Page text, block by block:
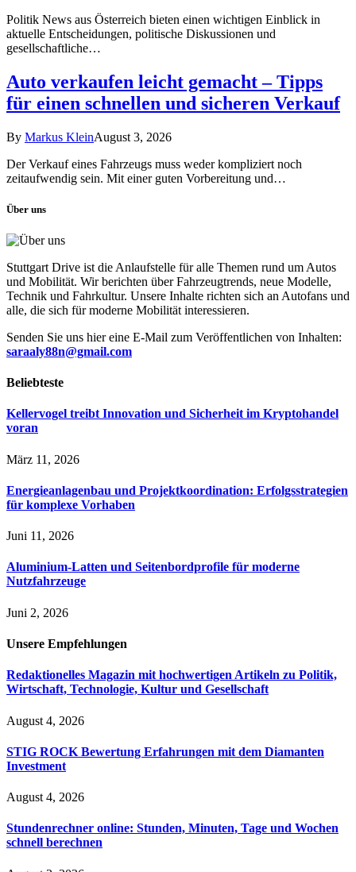
Politik News aus Österreich bieten einen wichtigen Einblick in
aktuelle Entscheidungen, politische Diskussionen und
gesellschaftliche…
Auto verkaufen leicht gemacht – Tipps
für einen schnellen und sicheren Verkauf
By Markus KleinAugust 3, 2026
Der Verkauf eines Fahrzeugs muss weder kompliziert noch
zeitaufwendig sein. Mit einer guten Vorbereitung und…
Über uns
Stuttgart Drive ist die Anlaufstelle für alle Themen rund um Autos
und Mobilität. Wir berichten über Fahrzeugtrends, neue Modelle,
Technik und Fahrkultur. Unsere Inhalte richten sich an Autofans und
alle, die sich für moderne Mobilität interessieren.
Senden Sie uns hier eine E-Mail zum Veröffentlichen von Inhalten:
saraaly88n@gmail.com
Beliebteste
Kellervogel treibt Innovation und Sicherheit im Kryptohandel
voran
März 11, 2026
Energieanlagenbau und Projektkoordination: Erfolgsstrategien
für komplexe Vorhaben
Juni 11, 2026
Aluminium-Latten und Seitenbordprofile für moderne
Nutzfahrzeuge
Juni 2, 2026
Unsere Empfehlungen
Redaktionelles Magazin mit hochwertigen Artikeln zu Politik,
Wirtschaft, Technologie, Kultur und Gesellschaft
August 4, 2026
STIG ROCK Bewertung Erfahrungen mit dem Diamanten
Investment
August 4, 2026
Stundenrechner online: Stunden, Minuten, Tage und Wochen
schnell berechnen